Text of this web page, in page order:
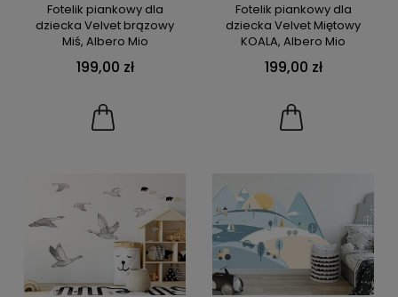
Fotelik piankowy dla
dziecka Velvet brązowy
Miś, Albero Mio
199,00 zł
Fotelik piankowy dla
dziecka Velvet Miętowy
KOALA, Albero Mio
199,00 zł